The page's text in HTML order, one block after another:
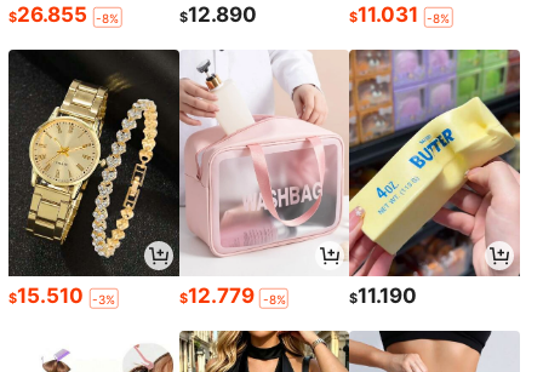
$26.855 -8% $12.890 $11.031 -8%
$15.510 -3% $12.779 -8% $11.190